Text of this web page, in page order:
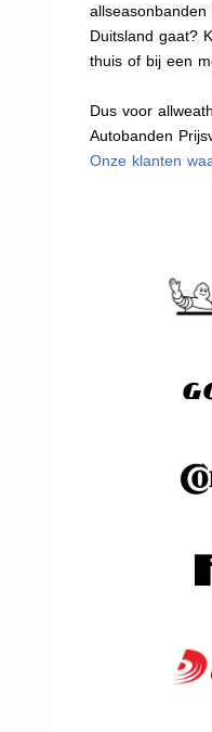
Duitsland gaat?
thuis of bij een
Dus voor
Autobanden
Onze klanten